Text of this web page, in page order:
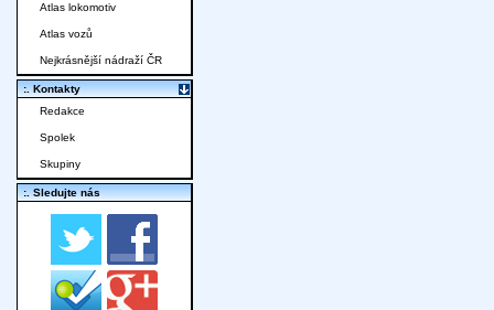
Atlas lokomotiv
Atlas vozů
Nejkrásnější nádraží ČR
:. Kontakty
Redakce
Spolek
Skupiny
:. Sledujte nás